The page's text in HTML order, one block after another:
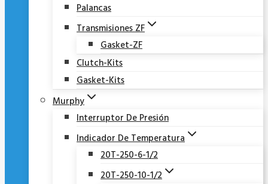
Palancas
Transmisiones ZF
Gasket-ZF
Clutch-Kits
Gasket-Kits
Murphy
Interruptor De Presión
Indicador De Temperatura
20T-250-6-1/2
20T-250-10-1/2